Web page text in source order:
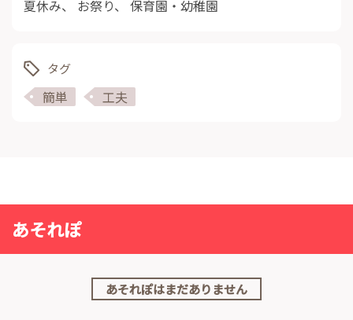
夏休み、 お祭り、 保育園・幼稚園
タグ
簡単 工夫
あそれぽ
あそれぽはまだありません